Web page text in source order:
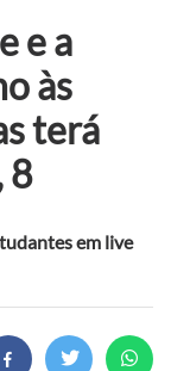
e a
às
terá
8
em live